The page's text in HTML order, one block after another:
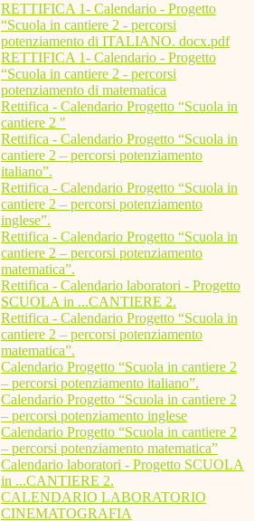
RETTIFICA 1- Calendario - Progetto
“Scuola in cantiere 2 - percorsi
potenziamento di ITALIANO. docx.pdf
RETTIFICA 1- Calendario - Progetto
“Scuola in cantiere 2 - percorsi
potenziamento di matematica
Rettifica - Calendario Progetto “Scuola in
cantiere 2 "
Rettifica - Calendario Progetto “Scuola in
cantiere 2 – percorsi potenziamento
italiano”.
Rettifica - Calendario Progetto “Scuola in
cantiere 2 – percorsi potenziamento
inglese”.
Rettifica - Calendario Progetto “Scuola in
cantiere 2 – percorsi potenziamento
matematica”.
Rettifica - Calendario laboratori - Progetto
SCUOLA in ...CANTIERE 2.
Rettifica - Calendario Progetto “Scuola in
cantiere 2 – percorsi potenziamento
matematica”.
Calendario Progetto “Scuola in cantiere 2
– percorsi potenziamento italiano”.
Calendario Progetto “Scuola in cantiere 2
– percorsi potenziamento inglese
Calendario Progetto “Scuola in cantiere 2
– percorsi potenziamento matematica”
Calendario laboratori - Progetto SCUOLA
in ...CANTIERE 2.
CALENDARIO LABORATORIO
CINEMATOGRAFIA